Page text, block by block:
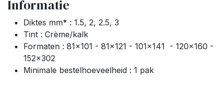
Informatie
Diktes mm* : 1.5, 2, 2.5, 3
Tint : Crème/kalk
Formaten : 81x101 - 81x121 - 101x141 - 120x160 -
152x302
Minimale bestelhoeveelheid : 1 pak